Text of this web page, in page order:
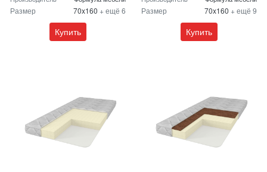
Размер 70x160 + ещё 6
Купить
Размер 70x160 + ещё 9
Купить